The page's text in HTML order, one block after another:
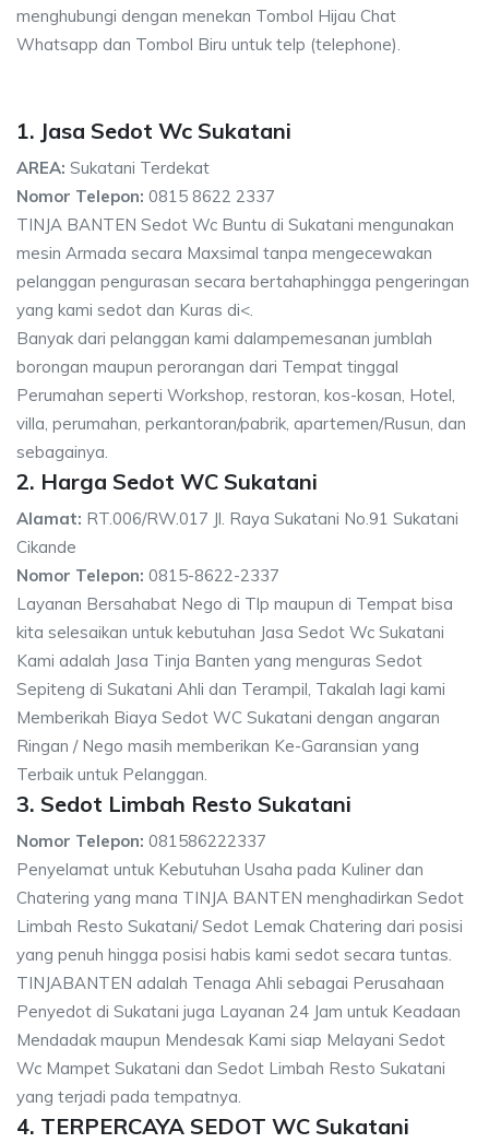
menghubungi dengan menekan Tombol Hijau Chat
Whatsapp dan Tombol Biru untuk telp (telephone).
1. Jasa Sedot Wc Sukatani
AREA: Sukatani Terdekat
Nomor Telepon: 0815 8622 2337
TINJA BANTEN Sedot Wc Buntu di Sukatani mengunakan
mesin Armada secara Maxsimal tanpa mengecewakan
pelanggan pengurasan secara bertahaphingga pengeringan
yang kami sedot dan Kuras di<.
Banyak dari pelanggan kami dalampemesanan jumblah
borongan maupun perorangan dari Tempat tinggal
Perumahan seperti Workshop, restoran, kos-kosan, Hotel,
villa, perumahan, perkantoran/pabrik, apartemen/Rusun, dan
sebagainya.
2. Harga Sedot WC Sukatani
Alamat: RT.006/RW.017 Jl. Raya Sukatani No.91 Sukatani
Cikande
Nomor Telepon: 0815-8622-2337
Layanan Bersahabat Nego di Tlp maupun di Tempat bisa
kita selesaikan untuk kebutuhan Jasa Sedot Wc Sukatani
Kami adalah Jasa Tinja Banten yang menguras Sedot
Sepiteng di Sukatani Ahli dan Terampil, Takalah lagi kami
Memberikah Biaya Sedot WC Sukatani dengan angaran
Ringan / Nego masih memberikan Ke-Garansian yang
Terbaik untuk Pelanggan.
3. Sedot Limbah Resto Sukatani
Nomor Telepon: 081586222337
Penyelamat untuk Kebutuhan Usaha pada Kuliner dan
Chatering yang mana TINJA BANTEN menghadirkan Sedot
Limbah Resto Sukatani/ Sedot Lemak Chatering dari posisi
yang penuh hingga posisi habis kami sedot secara tuntas.
TINJABANTEN adalah Tenaga Ahli sebagai Perusahaan
Penyedot di Sukatani juga Layanan 24 Jam untuk Keadaan
Mendadak maupun Mendesak Kami siap Melayani Sedot
Wc Mampet Sukatani dan Sedot Limbah Resto Sukatani
yang terjadi pada tempatnya.
4. TERPERCAYA SEDOT WC Sukatani